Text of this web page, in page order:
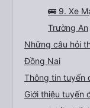
🚌 9. Xe
Trường An
Những câu hỏi
Đồng Nai
Thông tin tuyến
Giới thiệu tuyến